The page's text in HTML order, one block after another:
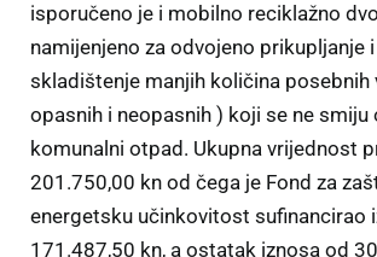
isporučeno je i mobilno reciklažno
namijenjeno za odvojeno prikupljanje
skladištenje manjih količina
opasnih i neopasnih ) koji se ne smiju
komunalni otpad. Ukupna vrijednost
201.750,00 kn od čega je Fond za
energetsku učinkovitost sufinancirao
171.487,50 kn, a ostatak iznosa od